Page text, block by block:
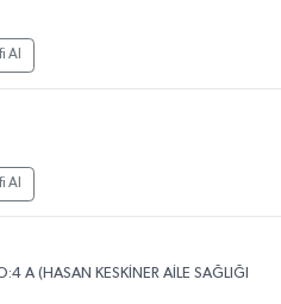
Al
Al
A (HASAN KESKİNER AİLE SAĞLIĞI